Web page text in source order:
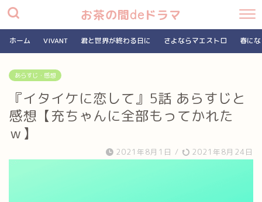
お茶の間deドラマ
ホーム VIVANT 君と世界が終わる日に さよならマエストロ 春に
あらすじ・感想
『イタイケに恋して』5話 あらすじと
感想【充ちゃんに全部もってかれた
ｗ】
2021年8月1日 / 2021年8月24日